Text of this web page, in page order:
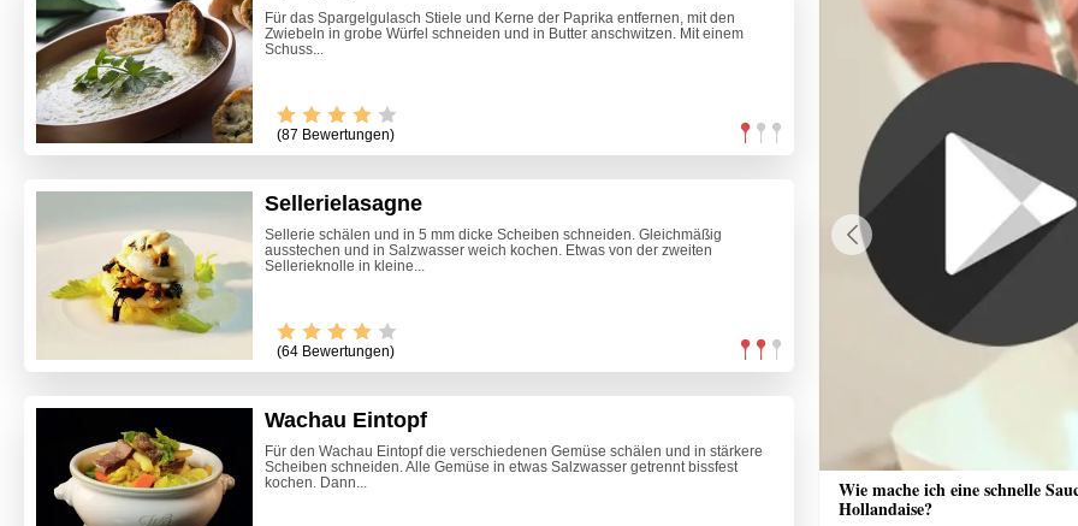
Für das Spargelgulasch Stiele und Kerne der Paprika entfernen, mit den
Zwiebeln in grobe Würfel schneiden und in Butter anschwitzen. Mit einem
Schuss...
(87 Bewertungen)
Sellerielasagne
Sellerie schälen und in 5 mm dicke Scheiben schneiden. Gleichmäßig
ausstechen und in Salzwasser weich kochen. Etwas von der zweiten
Sellerieknolle in kleine...
(64 Bewertungen)
Wachau Eintopf
Für den Wachau Eintopf die verschiedenen Gemüse schälen und in stärkere
Scheiben schneiden. Alle Gemüse in etwas Salzwasser getrennt bissfest
kochen. Dann...
Wie mache ich eine schnelle
Hollandaise?
Previous